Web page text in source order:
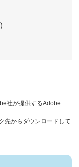
社が提供するAdobe
先からダウンロードして